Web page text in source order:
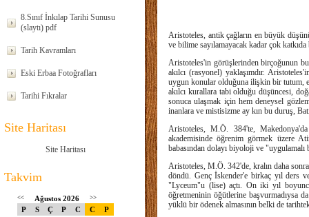
8.Sınıf İnkılap Tarihi Sunusu
(slaytı) pdf
Tarih Kavramları
Eski Erbaa Fotoğrafları
Tarihi Fıkralar
Site Haritası
Site Haritası
Takvim
<< Ağustos 2026 >>
P S Ç P C C P
Aristoteles, antik çağların en büyük
ve bilime sayılamayacak kadar çok
Aristoteles'in görüşlerinden birçoğunun
akılcı (rasyonel) yaklaşımdır.
uygun konular olduğuna ilişkin bir tutum,
akılcı kurallara tabi olduğu düşüncesi,
sonuca ulaşmak için hem deneysel
inanlara ve mistisizme ay kın bu duruş,
Aristoteles, M.Ö. 384'te,
akademisinde öğrenim görmek üzere
babasından dolayı biyoloji ve
Aristoteles, M.Ö. 342'de, kralın daha
döndü. Genç İskender'e birkaç yıl ders
"Lyceum"u (lise) açtı. On iki yıl
öğretmeninin öğütlerine başvurmadıysa
yüklü bir ödenek almasının belki de